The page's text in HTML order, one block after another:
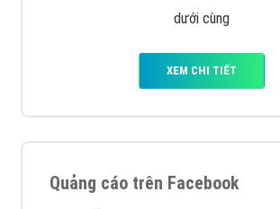
dưới cùng
XEM CHI TIẾT
Quảng cáo trên Facebook